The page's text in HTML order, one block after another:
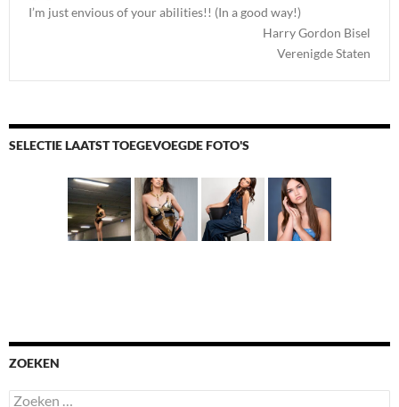
I’m just envious of your abilities!! (In a good way!)
Harry Gordon Bisel
Verenigde Staten
SELECTIE LAATST TOEGEVOEGDE FOTO'S
ZOEKEN
Zoeken